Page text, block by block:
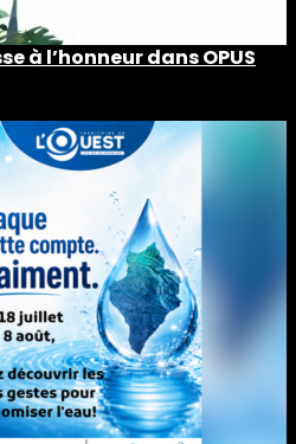
à l’honneur dans OPUS